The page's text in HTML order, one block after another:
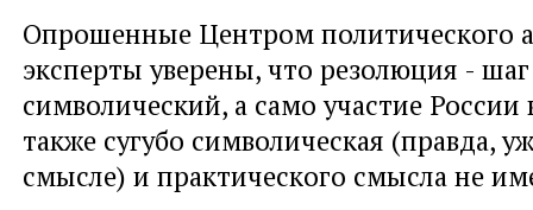
Опрошенные Центром политического
эксперты уверены, что резолюция - шаг
символический, а само участие
также сугубо символическая (правда,
смысле) и практического смысла не